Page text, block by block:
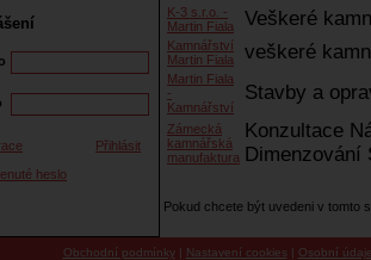
Přihlásit
heslo
K-3 s.r.o. -
Martin Fiala
Veškeré
Kamnářství
Martin Fiala
veškeré
Martin Fiala
-
Kamnářství
Stavby a
Zámecká
kamnářská
manufaktura
Konzultace
Dimenzování
Pokud chcete být uvedeni v tomto
Obchodní podmínky| Nastavení cookies | Osobní